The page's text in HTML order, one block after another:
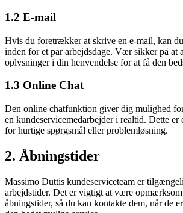
1.2 E-mail
Hvis du foretrækker at skrive en e-mail, kan
inden for et par arbejdsdage. Vær sikker på at
oplysninger i din henvendelse for at få den
1.3 Online Chat
Den online chatfunktion giver dig mulighed
en kundeservicemedarbejder i realtid. Dette
for hurtige spørgsmål eller problemløsning.
2. Åbningstider
Massimo Duttis kundeserviceteam er
arbejdstider. Det er vigtigt at være opmærksom
åbningstider, så du kan kontakte dem, når de